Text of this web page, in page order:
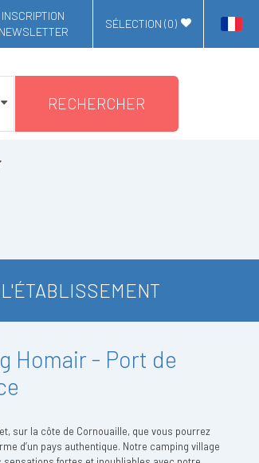
INSCRIPTION
NEWSLETTER
SÉLECTION (0)
RECHERCHER
L'ÉTABLISSEMENT
Homair - Port de
sur la côte de Cornouaille, que vous pourrez
d’un pays authentique. Notre camping village